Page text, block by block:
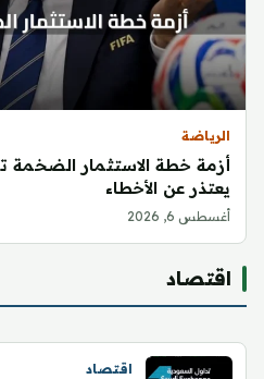
الرياضة
أزمة خطة الاستثمار الضخمة
يعتذر عن الأخطاء
أغسطس 6, 2026
اقتصاد
اقتصاد